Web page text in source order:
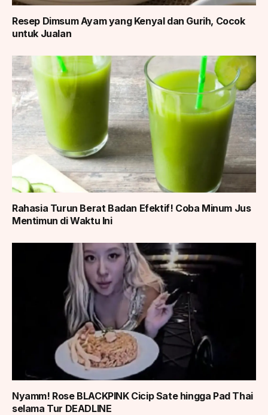
Resep Dimsum Ayam yang Kenyal dan Gurih, Cocok
untuk Jualan
Rahasia Turun Berat Badan Efektif! Coba Minum Jus
Mentimun di Waktu Ini
Nyamm! Rose BLACKPINK Cicip Sate hingga Pad Thai
selama Tur DEADLINE